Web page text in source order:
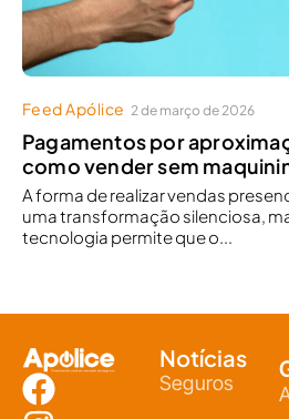
Feed Apólice 2 de março de 2026
Pagamentos por
como vender sem
A forma de realizar vendas
uma transformação silenciosa,
tecnologia permite que o...
Notícias
Seguros